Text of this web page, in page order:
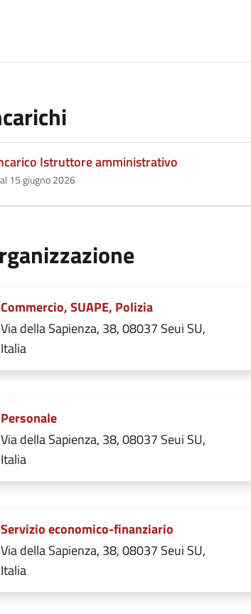
Istruttore amministrativo
15 giugno 2026
Commercio, SUAPE, Polizia
Via della Sapienza, 38, 08037 Seui SU,
Italia
Personale
Via della Sapienza, 38, 08037 Seui SU,
Italia
Servizio economico-finanziario
Via della Sapienza, 38, 08037 Seui SU,
Italia